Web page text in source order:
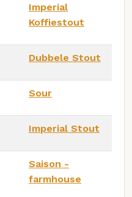
Imperial
Koffiestout
Dubbele Stout
Sour
Imperial Stout
Saison -
farmhouse